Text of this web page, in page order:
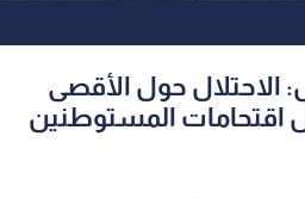
الاحتلال حول الأقصى
اقتحامات المستوطنين